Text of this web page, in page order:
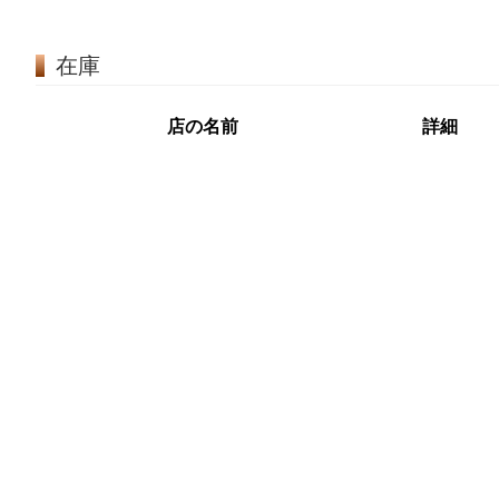
在庫
店の名前 詳細